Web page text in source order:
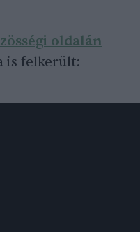
oldalán
is felkerült: